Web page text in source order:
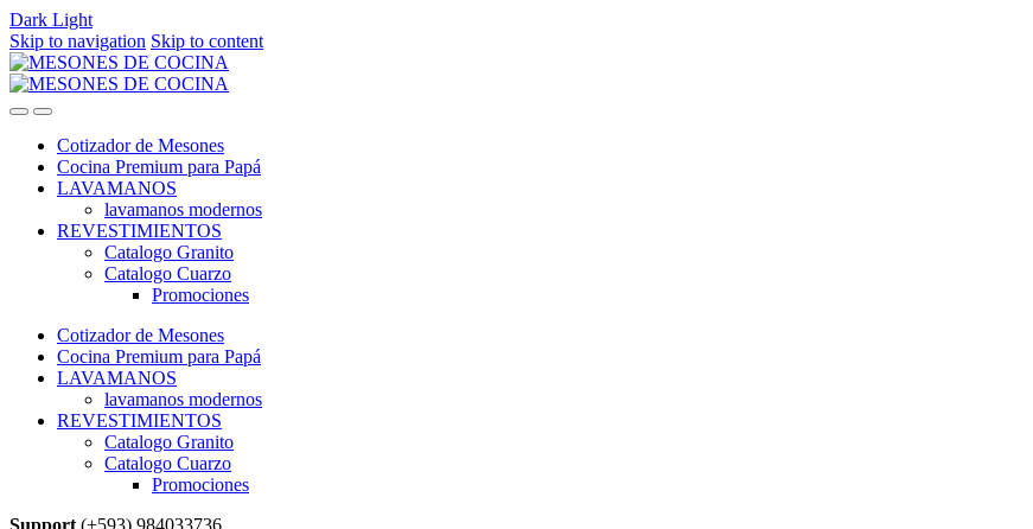
Dark Light
Skip to navigation Skip to content
Cotizador de Mesones
Cocina Premium para Papá
LAVAMANOS
lavamanos modernos
REVESTIMIENTOS
Catalogo Granito
Catalogo Cuarzo
Promociones
Cotizador de Mesones
Cocina Premium para Papá
LAVAMANOS
lavamanos modernos
REVESTIMIENTOS
Catalogo Granito
Catalogo Cuarzo
Promociones
Support (+593) 984033736